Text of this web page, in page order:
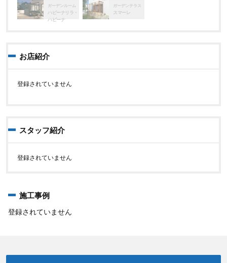
アーズ）
ガーデンルーム
ハピーナリラ・
ハピーナ
ガーデンテラス
スマーレ
お店紹介
登録されていません
スタッフ紹介
登録されていません
施工事例
登録されていません